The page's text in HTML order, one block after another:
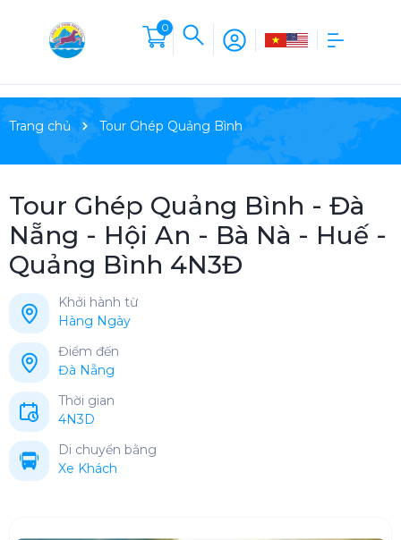
0
Trang chủ Tour Ghép Quảng Bình
Tour Ghép Quảng Bình - Đà
Nẵng - Hội An - Bà Nà - Huế -
Quảng Bình 4N3Đ
Khởi hành từ
Hàng Ngày
Điểm đến
Đà Nẵng
Thời gian
4N3D
Di chuyển bằng
Xe Khách